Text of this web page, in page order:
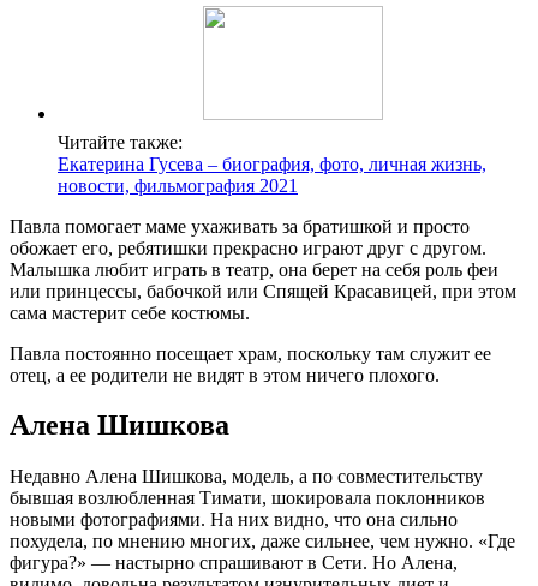
Читайте также:
Екатерина Гусева – биография, фото, личная жизнь,
новости, фильмография 2021
Павла помогает маме ухаживать за братишкой и просто
обожает его, ребятишки прекрасно играют друг с другом.
Малышка любит играть в театр, она берет на себя роль феи
или принцессы, бабочкой или Спящей Красавицей, при этом
сама мастерит себе костюмы.
Павла постоянно посещает храм, поскольку там служит ее
отец, а ее родители не видят в этом ничего плохого.
Алена Шишкова
Недавно Алена Шишкова, модель, а по совместительству
бывшая возлюбленная Тимати, шокировала поклонников
новыми фотографиями. На них видно, что она сильно
похудела, по мнению многих, даже сильнее, чем нужно. «Где
фигура?» — настырно спрашивают в Сети. Но Алена,